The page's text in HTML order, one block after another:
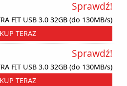
FIT USB 3.0 32GB (do 130MB/s)
Sprawdź!
KUP TERAZ
FIT USB 3.0 32GB (do 130MB/s)
Sprawdź!
KUP TERAZ